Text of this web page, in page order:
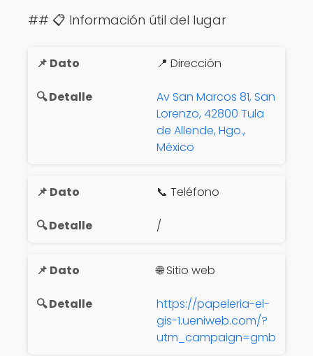
## 📋 Información útil del lugar
📍 Dirección
Av San Marcos 81, San
Lorenzo, 42800 Tula
de Allende, Hgo.,
México
📞 Teléfono
/
🌐 Sitio web
https://papeleria-el-
gis-1.ueniweb.com/?
utm_campaign=gmb